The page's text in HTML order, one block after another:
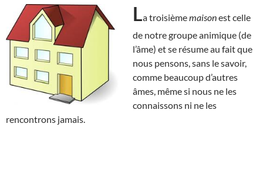
La troisièmemaisonest celle
de notre groupe animique (de
l’âme) et se résume au fait que
nous pensons, sans le savoir,
comme beaucoup d’autres
âmes, même si nous ne les
connaissons ni ne les
rencontrons jamais.